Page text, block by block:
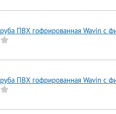
ПВХ гофрированная Wavin с
ПВХ гофрированная Wavin с